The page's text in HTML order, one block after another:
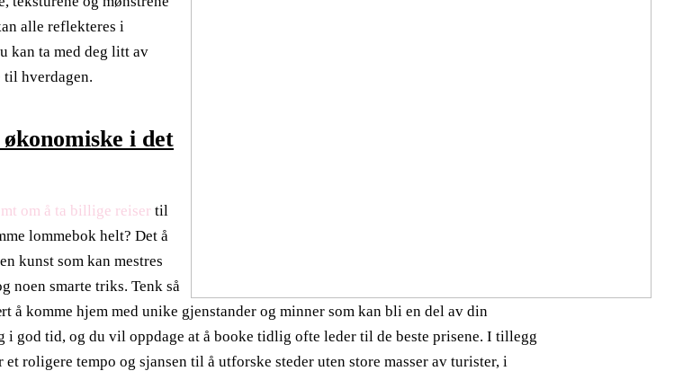
alle reflekteres i
kan ta med deg litt av
hverdagen.
i det
om å ta billige reiser til
lommebok helt? Det å
kunst som kan mestres
noen smarte triks. Tenk så
å komme hjem med unike gjenstander og minner som kan bli en del av din
i god tid, og du vil oppdage at å booke tidlig ofte leder til de beste prisene. I tillegg
et roligere tempo og sjansen til å utforske steder uten store masser av turister, i